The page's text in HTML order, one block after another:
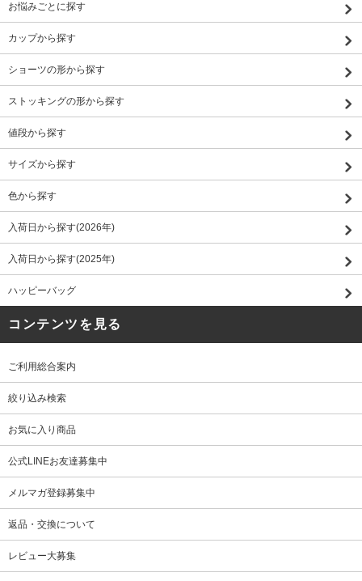
お悩みごとに探す
カップから探す
ショーツの形から探す
ストッキングの形から探す
値段から探す
サイズから探す
色から探す
入荷日から探す(2026年)
入荷日から探す(2025年)
ハッピーバッグ
コンテンツを見る
ご利用総合案内
絞り込み検索
お気に入り商品
公式LINEお友達募集中
メルマガ登録募集中
返品・交換について
レビュー大募集